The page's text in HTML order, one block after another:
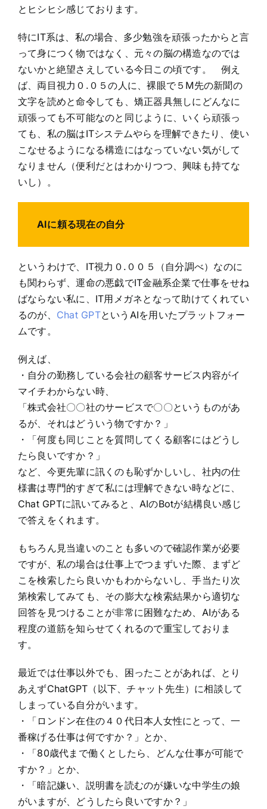
とヒシヒシ感じております。
特にIT系は、私の場合、多少勉強を頑張ったからと言
って身につく物ではなく、元々の脳の構造なのでは
ないかと絶望さえしている今日この頃です。 例え
ば、両目視力０.０５の人に、裸眼で５M先の新聞の
文字を読めと命令しても、矯正器具無しにどんなに
頑張っても不可能なのと同じように、いくら頑張っ
ても、私の脳はITシステムやらを理解できたり、使い
こなせるようになる構造にはなっていない気がして
なりません（便利だとはわかりつつ、興味も持てな
いし）。
AIに頼る現在の自分
というわけで、IT視力０.００５（自分調べ）なのに
も関わらず、運命の悪戯でIT金融系企業で仕事をせね
ばならない私に、IT用メガネとなって助けてくれてい
るのが、 Chat GPTというAIを用いたプラットフォー
ムです。
例えば、
・自分の勤務している会社の顧客サービス内容がイ
マイチわからない時、
「株式会社〇〇社のサービスで〇〇というものがあ
るが、それはどういう物ですか？」
・「何度も同じことを質問してくる顧客にはどうし
たら良いですか？」
など、今更先輩に訊くのも恥ずかしいし、社内の仕
様書は専門的すぎて私には理解できない時などに、
Chat GPTに訊いてみると、AIのBotが結構良い感じ
で答えをくれます。
もちろん見当違いのことも多いので確認作業が必要
ですが、私の場合は仕事上でつまずいた際、まずど
こを検索したら良いかもわからないし、手当たり次
第検索してみても、その膨大な検索結果から適切な
回答を見つけることが非常に困難なため、AIがある
程度の道筋を知らせてくれるので重宝しておりま
す。
最近では仕事以外でも、困ったことがあれば、とり
あえずChatGPT（以下、チャット先生）に相談して
しまっている自分がいます。
・「ロンドン在住の４０代日本人女性にとって、一
番稼げる仕事は何ですか？」とか、
・「80歳代まで働くとしたら、どんな仕事が可能で
すか？」とか、
・「暗記嫌い、説明書を読むのが嫌いな中学生の娘
がいますが、どうしたら良いですか？」